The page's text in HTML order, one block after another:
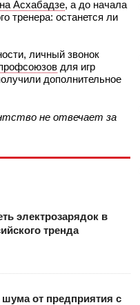
Асхабадзе, а до начала
тренера: останется ли
личный звонок
для игр
дополнительное
не отвечает за
электрозарядок в
тренда
от предприятия с